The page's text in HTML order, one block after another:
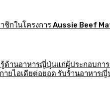
าชิกในโครงการ Aussie Beef
ด้านอาหารญี่ปุ่นแก่ผู้ประกอบกา
ยไอเดียต่อยอด รับร้านอาหาร